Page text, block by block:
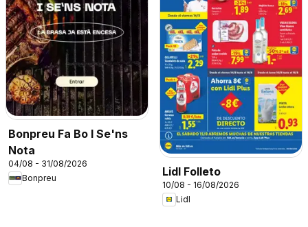
Bonpreu Fa Bo I Se'ns
Nota
04/08 - 31/08/2026
Bonpreu
Lidl Folleto
10/08 - 16/08/2026
Lidl